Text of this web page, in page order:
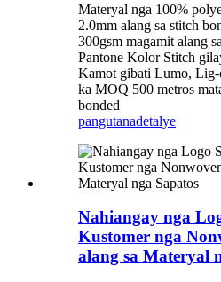
Materyal nga 100%
2.0mm alang sa stitch
300gsm magamit alang
Pantone Kolor Stitch
Kamot gibati Lumo,
ka MOQ 500 metros
bonded
pangutanadetalye
Nahiangay nga
Kustomer nga
alang sa Materyal